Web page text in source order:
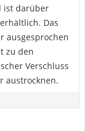
ist darüber
Das
ausgesprochen
zu den
Verschluss
austrocknen.